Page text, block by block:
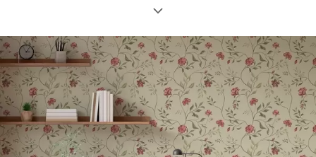
oznake
Boja
Najpopularnije
Resetiraj sve